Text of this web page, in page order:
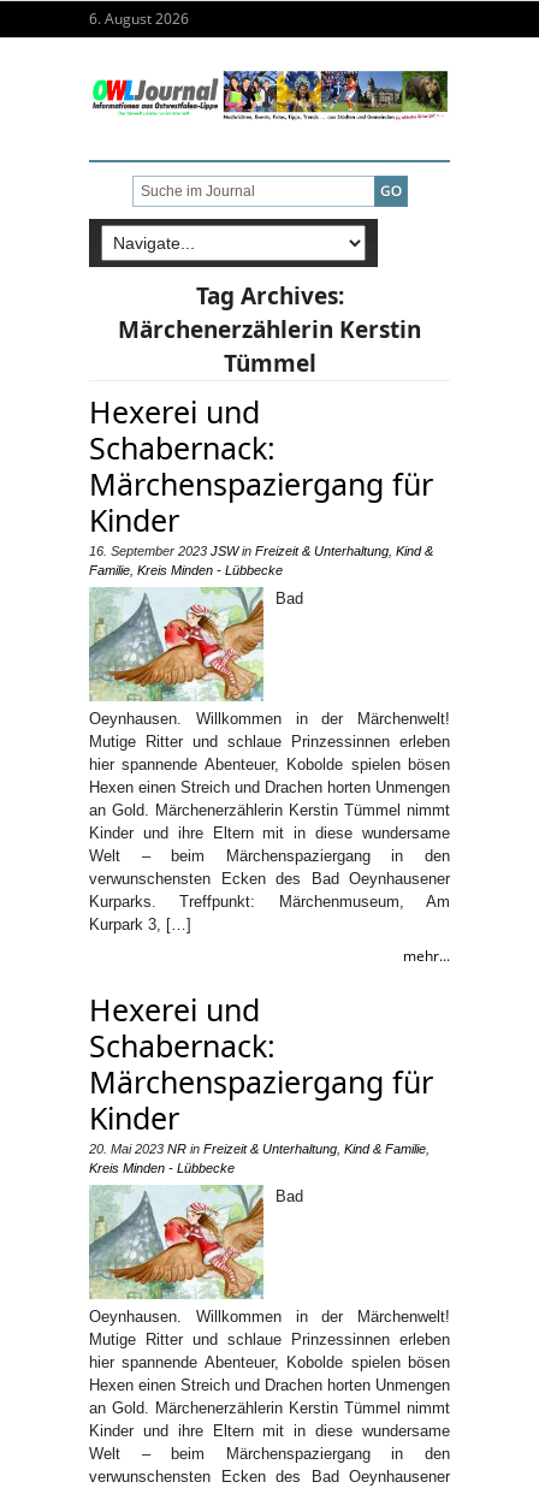
6. August 2026
Tag Archives:
Märchenerzählerin Kerstin
Tümmel
Hexerei und
Schabernack:
Märchenspaziergang für
Kinder
16. September 2023 JSWin Freizeit & Unterhaltung Kind &
Familie Kreis Minden - Lübbecke
Bad
Oeynhausen. Willkommen in der Märchenwelt!
Mutige Ritter und schlaue Prinzessinnen erleben
hier spannende Abenteuer, Kobolde spielen bösen
Hexen einen Streich und Drachen horten Unmengen
an Gold. Märchenerzählerin Kerstin Tümmel nimmt
Kinder und ihre Eltern mit in diese wundersame
Welt – beim Märchenspaziergang in den
verwunschensten Ecken des Bad Oeynhausener
Kurparks. Treffpunkt: Märchenmuseum, Am
Kurpark 3, […]
mehr...
Hexerei und
Schabernack:
Märchenspaziergang für
Kinder
20. Mai 2023 NR in Freizeit & Unterhaltung Kind & Familie
Kreis Minden - Lübbecke
Bad
Oeynhausen. Willkommen in der Märchenwelt!
Mutige Ritter und schlaue Prinzessinnen erleben
hier spannende Abenteuer, Kobolde spielen bösen
Hexen einen Streich und Drachen horten Unmengen
an Gold. Märchenerzählerin Kerstin Tümmel nimmt
Kinder und ihre Eltern mit in diese wundersame
Welt – beim Märchenspaziergang in den
verwunschensten Ecken des Bad Oeynhausener